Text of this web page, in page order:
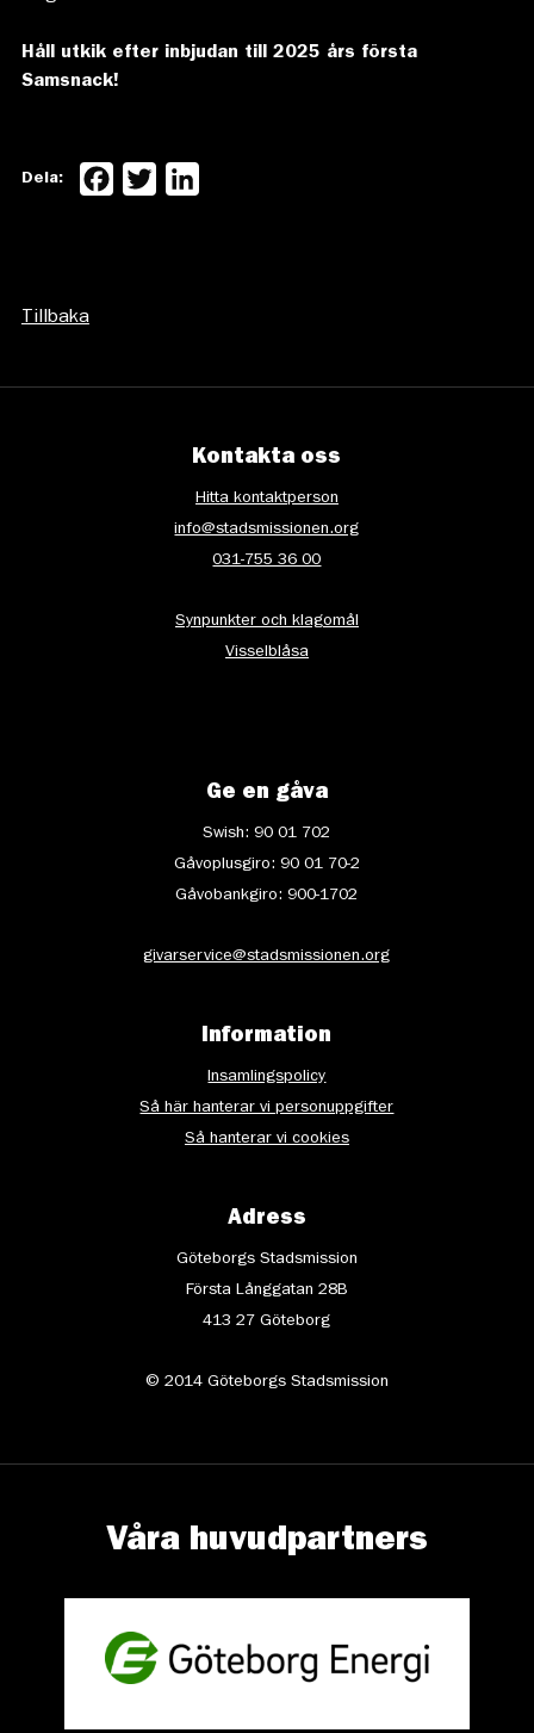
Håll utkik efter inbjudan till 2025 års första
Samsnack!
Dela: Facebook
Twitter
Tillbaka
Kontakta oss
Hitta kontaktperson
info@stadsmissionen.org
031-755 36 00
Synpunkter och klagomål
Visselblåsa
Ge en gåva
Swish: 90 01 702
Gåvoplusgiro: 90 01 70-2
Gåvobankgiro: 900-1702
givarservice@stadsmissionen.org
Information
Insamlingspolicy
Så här hanterar vi personuppgifter
Så hanterar vi cookies
Adress
Göteborgs Stadsmission
Första Långgatan 28B
413 27 Göteborg
© 2014 Göteborgs Stadsmission
Våra huvudpartners